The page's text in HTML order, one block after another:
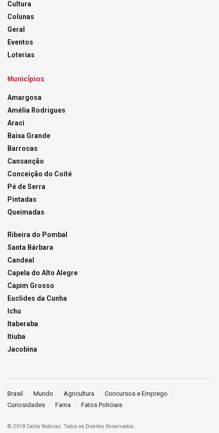
Cultura
Colunas
Geral
Eventos
Loterias
Municípios
Amargosa
Amélia Rodrigues
Araci
Baixa Grande
Barrocas
Cansanção
Conceição do Coité
Pé de Serra
Pintadas
Queimadas
Ribeira do Pombal
Santa Bárbara
Candeal
Capela do Alto Alegre
Capim Grosso
Euclides da Cunha
Ichu
Itaberaba
Itiuba
Jacobina
Brasil Mundo Agricultura
Concursos e Emprego
Curiosidades
Fama Fatos Policiais
© 2018 Calila Notícias. Todos os Direitos Reservados.